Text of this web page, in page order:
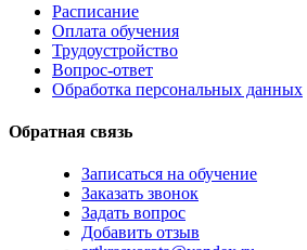
Расписание
Оплата обучения
Трудоустройство
Вопрос-ответ
Обработка персональных данных
Обратная связь
Записаться на обучение
Заказать звонок
Задать вопрос
Добавить отзыв